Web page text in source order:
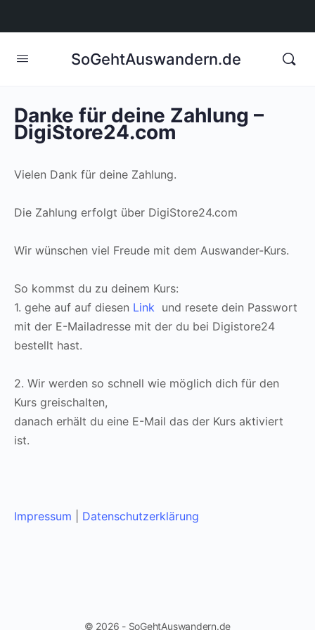
SoGehtAuswandern.de
Danke für deine Zahlung –
DigiStore24.com
Vielen Dank für deine Zahlung.
Die Zahlung erfolgt über DigiStore24.com
Wir wünschen viel Freude mit dem Auswander-Kurs.
So kommst du zu deinem Kurs:
1. gehe auf auf diesen Link und resete dein Passwort
mit der E-Mailadresse mit der du bei Digistore24
bestellt hast.
2. Wir werden so schnell wie möglich dich für den
Kurs greischalten,
danach erhält du eine E-Mail das der Kurs aktiviert
ist.
Impressum Datenschutzerklärung
© 2026 - SoGehtAuswandern.de